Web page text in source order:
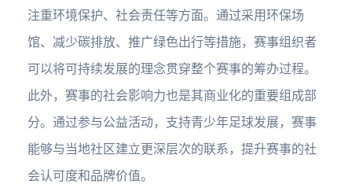
注重环境保护、社会责任等方面。通过采用环保场
馆、减少碳排放、推广绿色出行等措施，赛事组织者
可以将可持续发展的理念贯穿整个赛事的筹办过程。
此外，赛事的社会影响力也是其商业化的重要组成部
分。通过参与公益活动，支持青少年足球发展，赛事
能够与当地社区建立更深层次的联系，提升赛事的社
会认可度和品牌价值。